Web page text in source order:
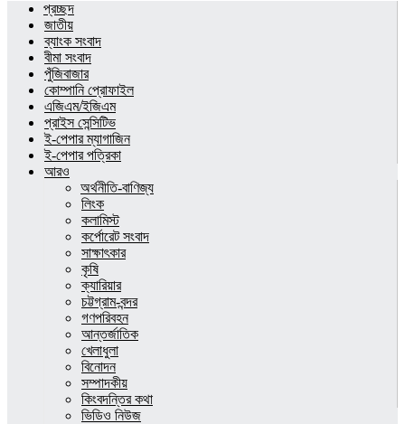
প্রচ্ছদ
জাতীয়
ব্যাংক সংবাদ
বীমা সংবাদ
পুঁজিবাজার
কোম্পানি প্রোফাইল
এজিএম/ইজিএম
প্রাইস সেন্সিটিভ
ই-পেপার ম্যাগাজিন
ই-পেপার পত্রিকা
আরও
অর্থনীতি-বাণিজ্য
লিংক
কলামিস্ট
কর্পোরেট সংবাদ
সাক্ষাৎকার
কৃষি
ক্যারিয়ার
চট্টগ্রাম-বন্দর
গণপরিবহন
আন্তর্জাতিক
খেলাধুলা
বিনোদন
সম্পাদকীয়
কিংবদন্তির কথা
ভিডিও নিউজ